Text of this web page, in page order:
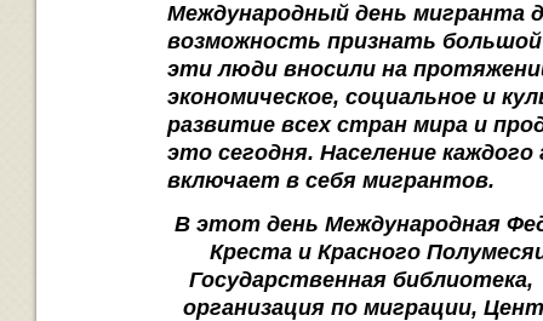
Международный день мигранта
возможность признать
эти люди вносили на
экономическое, социальное и
развитие всех стран мира и
это сегодня. Население каждого
включает в себя мигрантов.
В этот день Международная
Креста и Красного
Государственная
организация по миграции,